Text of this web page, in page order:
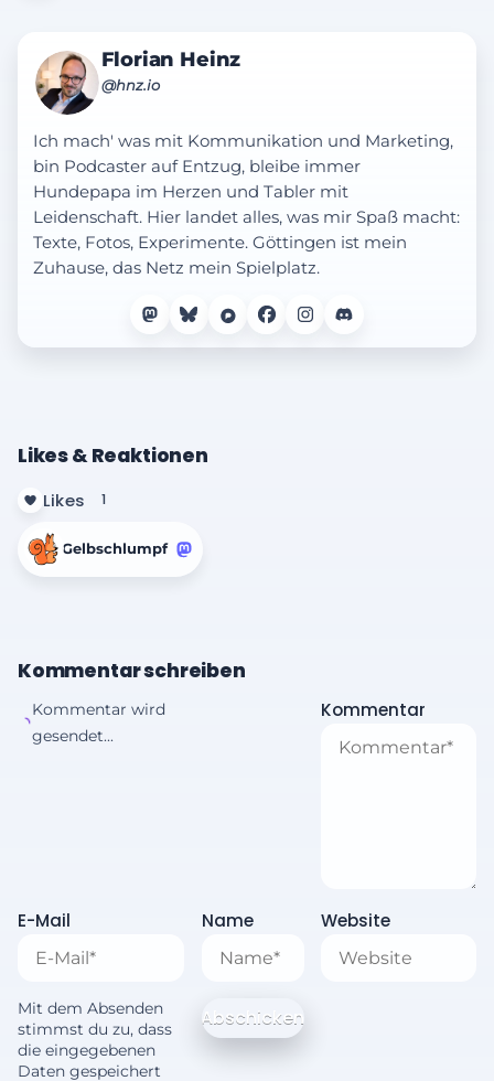
Florian Heinz
@hnz.io
Ich mach' was mit Kommunikation und Marketing,
bin Podcaster auf Entzug, bleibe immer
Hundepapa im Herzen und Tabler mit
Leidenschaft. Hier landet alles, was mir Spaß macht:
Texte, Fotos, Experimente. Göttingen ist mein
Zuhause, das Netz mein Spielplatz.
Likes & Reaktionen
Likes 1
Gelbschlumpf
Kommentar schreiben
Kommentar wird
gesendet...
Kommentar
E-Mail Name Website
Mit dem Absenden
stimmst du zu, dass
die eingegebenen
Daten gespeichert